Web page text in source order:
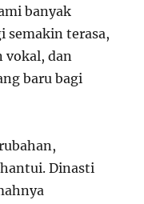
banyak
semakin terasa,
vokal, dan
baru bagi
Dinasti